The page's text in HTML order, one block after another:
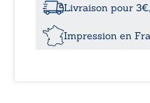
Livraison pour
Impression en